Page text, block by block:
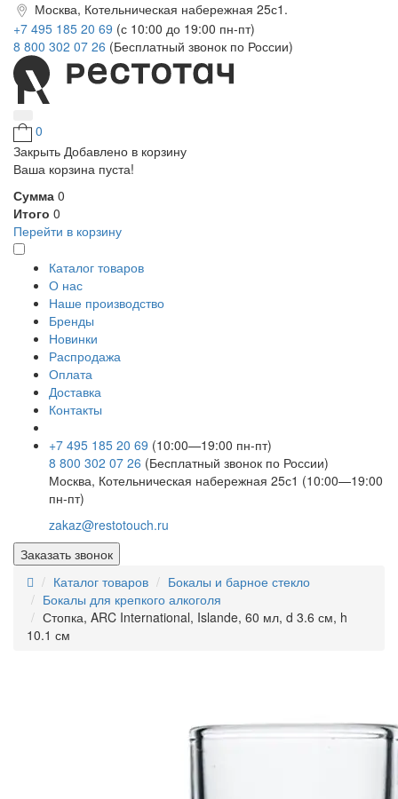
Москва, Котельническая набережная 25с1.
+7 495 185 20 69 (с 10:00 до 19:00 пн-пт)
8 800 302 07 26 (Бесплатный звонок по России)
0
Закрыть Добавлено в корзину
Ваша корзина пуста!
Сумма 0
Итого 0
Перейти в корзину
Каталог товаров
О нас
Наше производство
Бренды
Новинки
Распродажа
Оплата
Доставка
Контакты
+7 495 185 20 69 (10:00—19:00 пн-пт)
8 800 302 07 26 (Бесплатный звонок по России)
Москва, Котельническая набережная 25с1 (10:00—19:00
пн-пт)
zakaz@restotouch.ru
Заказать звонок
Каталог товаров
Бокалы и барное стекло
Бокалы для крепкого алкоголя
Стопка, ARC International, Islande, 60 мл, d 3.6 см, h
10.1 см